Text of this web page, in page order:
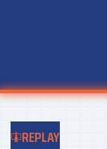
REPLAY